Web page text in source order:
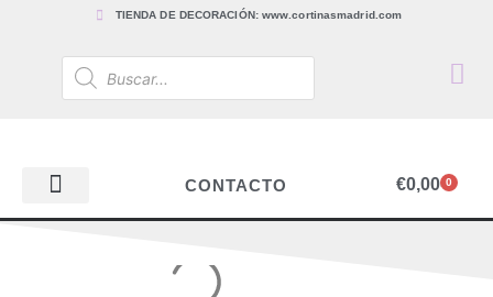
TIENDA DE DECORACIÓN: www.cortinasmadrid.com
CONTACTO €0,00 0